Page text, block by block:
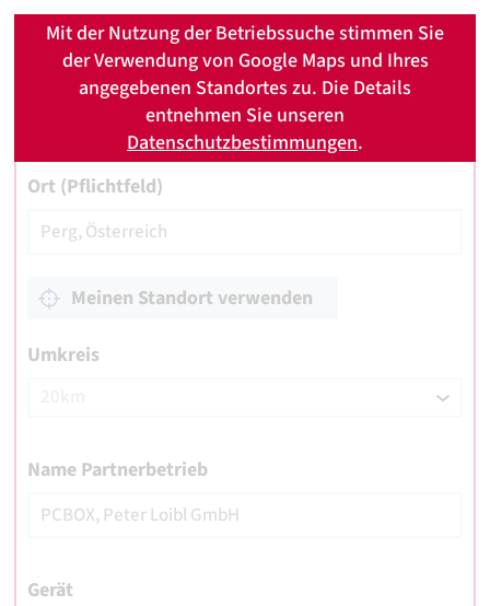
Mit der Nutzung der Betriebssuche stimmen Sie
der Verwendung von Google Maps und Ihres
angegebenen Standortes zu. Die Details
entnehmen Sie unseren
Datenschutzbestimmungen.
Ort (Pflichtfeld)
Meinen Standort verwenden
Umkreis
Name Partnerbetrieb
Gerät